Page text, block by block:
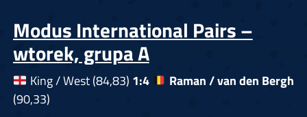
Modus International Pairs –
wtorek, grupa A
King / West (84,83) 1:4
Raman / van den Bergh
(90,33)